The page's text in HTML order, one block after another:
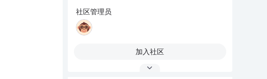
社区管理员
加入社区